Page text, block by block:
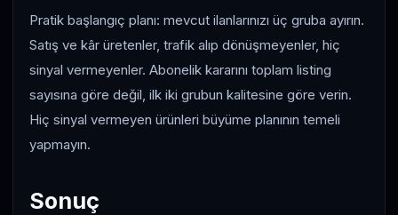
Pratik başlangıç planı: mevcut ilanlarınızı üç gruba ayırın.
Satış ve kâr üretenler, trafik alıp dönüşmeyenler, hiç
sinyal vermeyenler. Abonelik kararını toplam listing
sayısına göre değil, ilk iki grubun kalitesine göre verin.
Hiç sinyal vermeyen ürünleri büyüme planının temeli
yapmayın.
Sonuç